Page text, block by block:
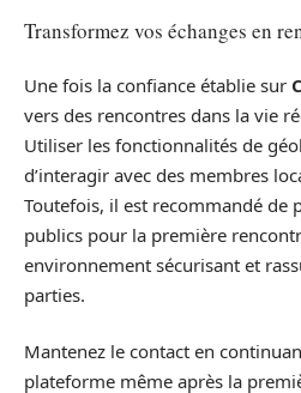
Transformez vos échanges en
Une fois la confiance établie sur
vers des rencontres dans la vie
Utiliser les fonctionnalités de
d’interagir avec des membres
Toutefois, il est recommandé de
publics pour la première
environnement sécurisant et
parties.
Mantenez le contact en
plateforme même après la